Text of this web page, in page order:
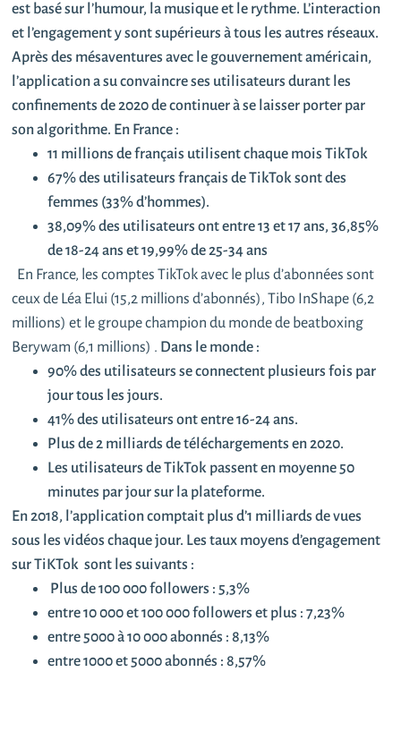
est basé sur l’humour, la musique et le rythme. L’interaction
et l’engagement y sont supérieurs à tous les autres réseaux.
Après des mésaventures avec le gouvernement américain,
l’application a su convaincre ses utilisateurs durant les
confinements de 2020 de continuer à se laisser porter par
son algorithme. En France :
11 millions de français utilisent chaque mois TikTok
67% des utilisateurs français de TikTok sont des
femmes (33% d’hommes).
38,09% des utilisateurs ont entre 13 et 17 ans, 36,85%
de 18-24 ans et 19,99% de 25-34 ans
En France, les comptes TikTok avec le plus d’abonnées sont
ceux de Léa Elui (15,2 millions d’abonnés), Tibo InShape (6,2
millions) et le groupe champion du monde de beatboxing
Berywam (6,1 millions) . Dans le monde :
90% des utilisateurs se connectent plusieurs fois par
jour tous les jours.
41% des utilisateurs ont entre 16-24 ans.
Plus de 2 milliards de téléchargements en 2020.
Les utilisateurs de TikTok passent en moyenne 50
minutes par jour sur la plateforme.
En 2018, l’application comptait plus d’1 milliards de vues
sous les vidéos chaque jour. Les taux moyens d’engagement
sur TiKTok sont les suivants :
Plus de 100 000 followers : 5,3%
entre 10 000 et 100 000 followers et plus : 7,23%
entre 5000 à 10 000 abonnés : 8,13%
entre 1000 et 5000 abonnés : 8,57%